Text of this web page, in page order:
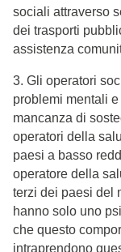
sociali attraverso
dei trasporti
assistenza
3. Gli operatori
problemi mentali
mancanza di
operatori della
paesi a basso
operatore della
terzi dei paesi del
hanno solo uno
che questo
intraprendono